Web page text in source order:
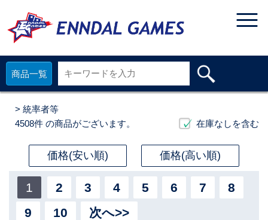
商品一覧
> 統率者等
4508件 の商品がございます。 在庫なしを含む
価格(安い順) 価格(高い順)
1 2 3 4 5 6 7
8
9
10 次へ>>